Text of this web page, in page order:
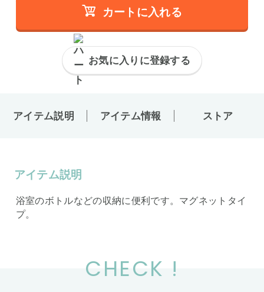
カートに入れる
お気に入りに登録する
アイテム説明 アイテム情報 ストア
アイテム説明
浴室のボトルなどの収納に便利です。マグネットタイ
プ。
CHECK !